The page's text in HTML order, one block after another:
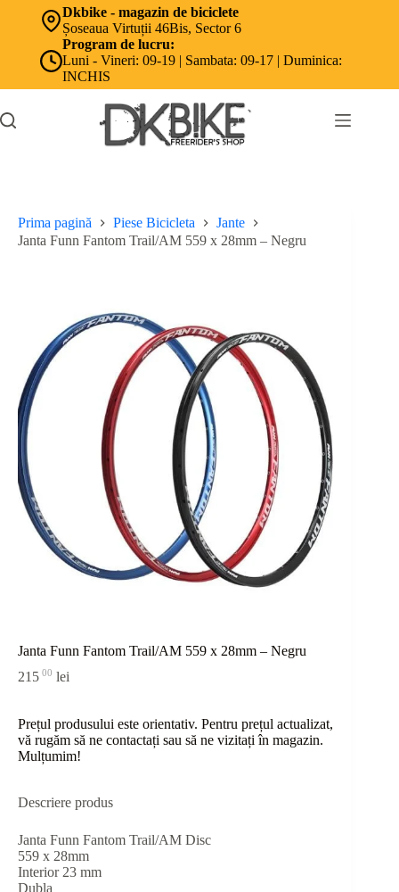
Dkbike - magazin de biciclete
Șoseaua Virtuții 46Bis, Sector 6
Program de lucru:
Luni - Vineri: 09-19 | Sambata: 09-17 | Duminica:
INCHIS
Prima pagină Piese Bicicleta
Jante
Janta Funn Fantom Trail/AM 559 x 28mm – Negru
Janta Funn Fantom Trail/AM 559 x 28mm – Negru
215 00 lei
Prețul produsului este orientativ. Pentru prețul actualizat,
vă rugăm să ne contactați sau să ne vizitați în magazin.
Mulțumim!
Descriere produs
Janta Funn Fantom Trail/AM Disc
559 x 28mm
Interior 23 mm
Dubla